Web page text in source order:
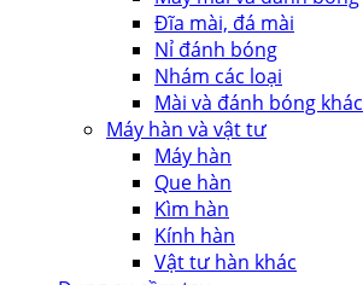
Đĩa mài, đá mài
Nỉ đánh bóng
Nhám các loại
Mài và đánh bóng khác
Máy hàn và vật tư
Máy hàn
Que hàn
Kìm hàn
Kính hàn
Vật tư hàn khác